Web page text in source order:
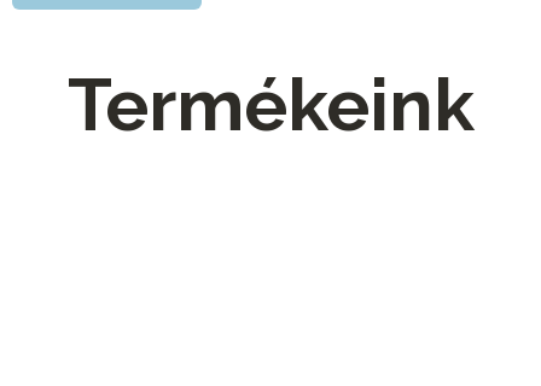
Termékeink